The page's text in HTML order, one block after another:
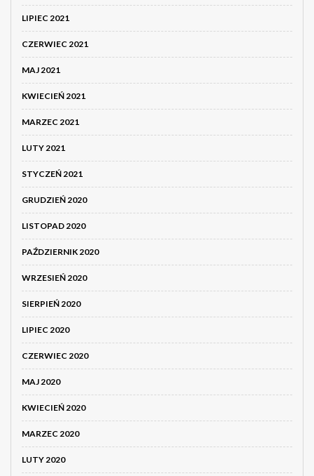
LIPIEC 2021
CZERWIEC 2021
MAJ 2021
KWIECIEŃ 2021
MARZEC 2021
LUTY 2021
STYCZEŃ 2021
GRUDZIEŃ 2020
LISTOPAD 2020
PAŹDZIERNIK 2020
WRZESIEŃ 2020
SIERPIEŃ 2020
LIPIEC 2020
CZERWIEC 2020
MAJ 2020
KWIECIEŃ 2020
MARZEC 2020
LUTY 2020